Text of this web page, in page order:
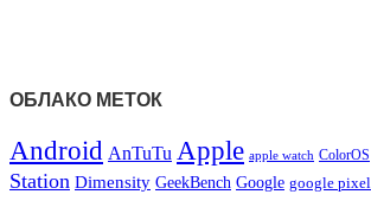
ОБЛАКО МЕТОК
Android AnTuTu Apple apple watch ColorOS
Station Dimensity GeekBench Google google pixel